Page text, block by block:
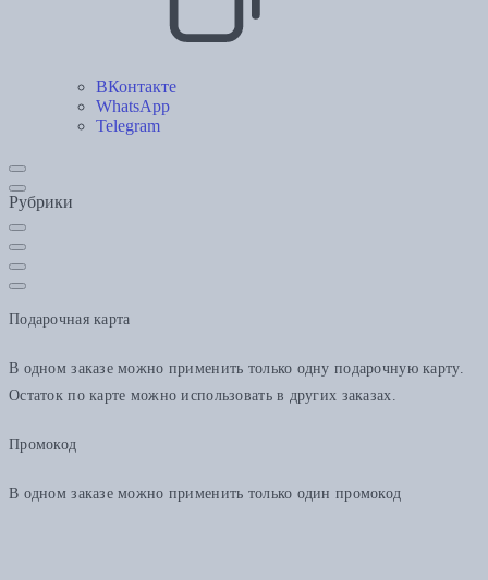
ВКонтакте
WhatsApp
Telegram
Рубрики
Подарочная карта
В одном заказе можно применить только одну подарочную карту.
Остаток по карте можно использовать в других заказах.
Промокод
В одном заказе можно применить только один промокод